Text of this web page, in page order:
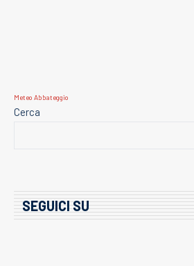
Meteo Abbateggio
Cerca
SEGUICI SU